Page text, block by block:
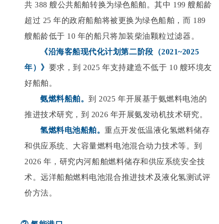
共 388 艘公共船舶转换为绿色船舶。其中 199 艘船龄
超过 25 年的政府船舶将被更换为绿色船舶，而 189
艘船龄低于 10 年的船只将加装柴油颗粒过滤器。
《沿海客船现代化计划第二阶段（2021~2025
年）》 要求，到 2025 年支持建造不低于 10 艘环境友
好船舶。
氨燃料船舶。到 2025 年开展基于氨燃料电池的
推进技术研究，到 2026 年开展氨发动机技术研究。
氢燃料电池船舶。重点开发低温液化氢燃料储存
和供应系统、大容量燃料电池混合动力技术等。到
2026 年，研究内河船舶燃料储存和供应系统安全技
术。远洋船舶燃料电池混合推进技术及液化氢测试评
价方法。